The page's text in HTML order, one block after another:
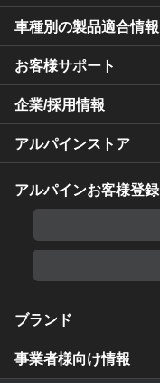
車種別の製品適合情報
お客様サポート
企業/採用情報
アルパインストア
アルパインお客様登録
ブランド
事業者様向け情報